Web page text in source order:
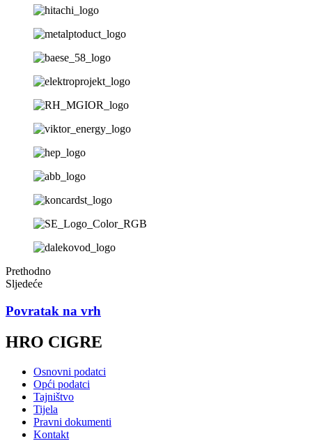
Prethodno
Sljedeće
Povratak na vrh
HRO CIGRE
Osnovni podatci
Opći podatci
Tajništvo
Tijela
Pravni dokumenti
Kontakt